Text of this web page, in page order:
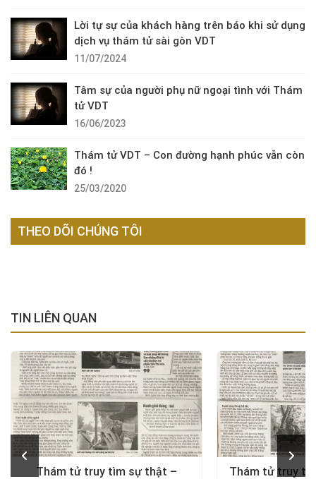
Lời tự sự của khách hàng trên báo khi sử dụng
dịch vụ thám tử sài gòn VDT
11/07/2024
Tâm sự của người phụ nữ ngoại tình với Thám
tử VDT
16/06/2023
Thám tử VDT – Con đường hạnh phúc vẫn còn
đó !
25/03/2020
THEO DÕI CHÚNG TÔI
TIN LIÊN QUAN
Thám tử truy tìm sự thật –
Thám tử truy